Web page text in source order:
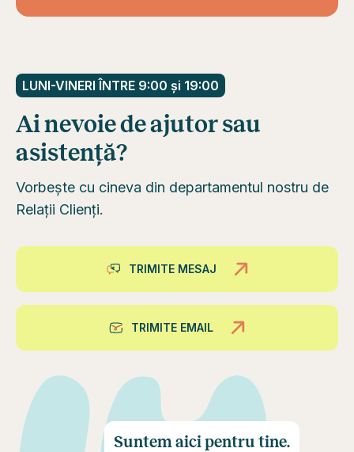
LUNI-VINERI ÎNTRE 9:00 și 19:00
Ai nevoie de ajutor sau
asistență?
Vorbește cu cineva din departamentul nostru de
Relații Clienți.
TRIMITE MESAJ
TRIMITE EMAIL
Suntem aici pentru tine.